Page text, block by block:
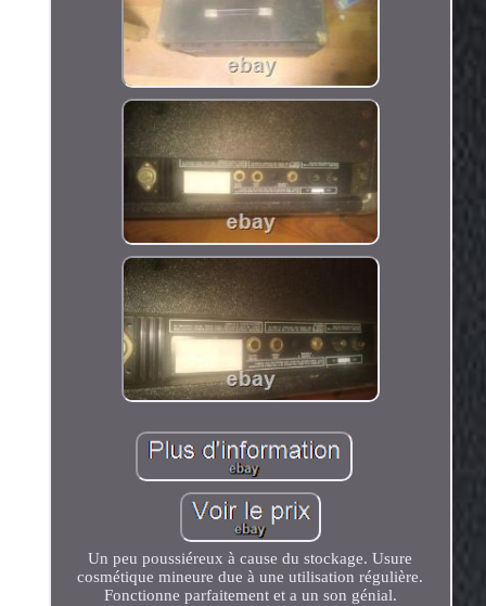
Un peu poussiéreux à cause du stockage. Usure
cosmétique mineure due à une utilisation régulière.
Fonctionne parfaitement et a un son génial.